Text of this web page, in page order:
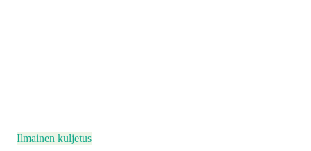
Ilmainen kuljetus